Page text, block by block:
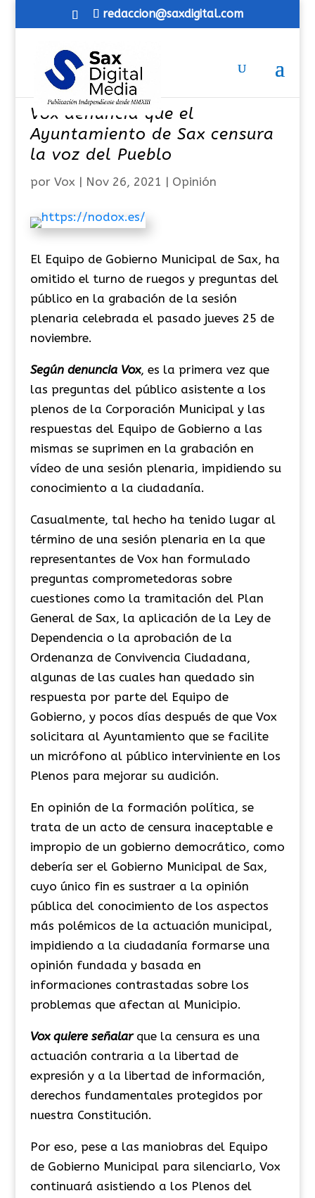
redaccion@saxdigital.com
Vox denuncia que el
Ayuntamiento de Sax censura
la voz del Pueblo
por Vox | Nov 26, 2021 | Opinión
El Equipo de Gobierno Municipal de Sax, ha
omitido el turno de ruegos y preguntas del
público en la grabación de la sesión
plenaria celebrada el pasado jueves 25 de
noviembre.
Según denuncia Vox, es la primera vez que
las preguntas del público asistente a los
plenos de la Corporación Municipal y las
respuestas del Equipo de Gobierno a las
mismas se suprimen en la grabación en
vídeo de una sesión plenaria, impidiendo su
conocimiento a la ciudadanía.
Casualmente, tal hecho ha tenido lugar al
término de una sesión plenaria en la que
representantes de Vox han formulado
preguntas comprometedoras sobre
cuestiones como la tramitación del Plan
General de Sax, la aplicación de la Ley de
Dependencia o la aprobación de la
Ordenanza de Convivencia Ciudadana,
algunas de las cuales han quedado sin
respuesta por parte del Equipo de
Gobierno, y pocos días después de que Vox
solicitara al Ayuntamiento que se facilite
un micrófono al público interviniente en los
Plenos para mejorar su audición.
En opinión de la formación política, se
trata de un acto de censura inaceptable e
impropio de un gobierno democrático, como
debería ser el Gobierno Municipal de Sax,
cuyo único fin es sustraer a la opinión
pública del conocimiento de los aspectos
más polémicos de la actuación municipal,
impidiendo a la ciudadanía formarse una
opinión fundada y basada en
informaciones contrastadas sobre los
problemas que afectan al Municipio.
Vox quiere señalar que la censura es una
actuación contraria a la libertad de
expresión y a la libertad de información,
derechos fundamentales protegidos por
nuestra Constitución.
Por eso, pese a las maniobras del Equipo
de Gobierno Municipal para silenciarlo, Vox
continuará asistiendo a los Plenos del